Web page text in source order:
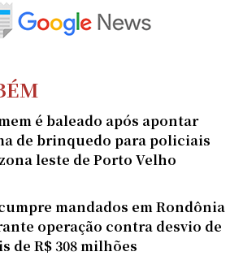
é baleado após apontar
de brinquedo para policiais
leste de Porto Velho
mandados em Rondônia
operação contra desvio de
de R$ 308 milhões